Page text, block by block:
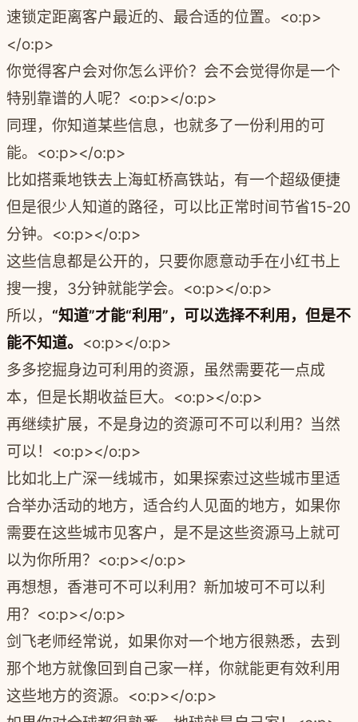
速锁定距离客户最近的、最合适的位置。<o:p>
</o:p>
你觉得客户会对你怎么评价？会不会觉得你是一个
特别靠谱的人呢？<o:p></o:p>
同理，你知道某些信息，也就多了一份利用的可
能。<o:p></o:p>
比如搭乘地铁去上海虹桥高铁站，有一个超级便捷
但是很少人知道的路径，可以比正常时间节省15-20
分钟。<o:p></o:p>
这些信息都是公开的，只要你愿意动手在小红书上
搜一搜，3分钟就能学会。<o:p></o:p>
所以， “知道”才能“利用”，可以选择不利用，但是不
能不知道。 <o:p></o:p>
多多挖掘身边可利用的资源，虽然需要花一点成
本，但是长期收益巨大。<o:p></o:p>
再继续扩展，不是身边的资源可不可以利用？当然
可以！<o:p></o:p>
比如北上广深一线城市，如果探索过这些城市里适
合举办活动的地方，适合约人见面的地方，如果你
需要在这些城市见客户，是不是这些资源马上就可
以为你所用？<o:p></o:p>
再想想，香港可不可以利用？新加坡可不可以利
用？<o:p></o:p>
剑飞老师经常说，如果你对一个地方很熟悉，去到
那个地方就像回到自己家一样，你就能更有效利用
这些地方的资源。<o:p></o:p>